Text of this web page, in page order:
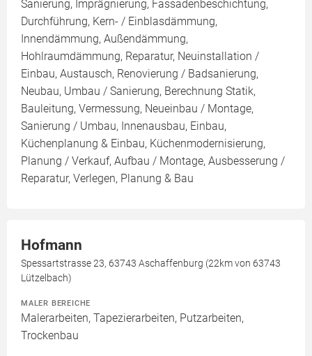
Sanierung, Imprägnierung, Fassadenbeschichtung,
Durchführung, Kern- / Einblasdämmung,
Innendämmung, Außendämmung,
Hohlraumdämmung, Reparatur, Neuinstallation /
Einbau, Austausch, Renovierung / Badsanierung,
Neubau, Umbau / Sanierung, Berechnung Statik,
Bauleitung, Vermessung, Neueinbau / Montage,
Sanierung / Umbau, Innenausbau, Einbau,
Küchenplanung & Einbau, Küchenmodernisierung,
Planung / Verkauf, Aufbau / Montage, Ausbesserung /
Reparatur, Verlegen, Planung & Bau
Hofmann
Spessartstrasse 23, 63743 Aschaffenburg (22km von 63743
Lützelbach)
MALER BEREICHE
Malerarbeiten, Tapezierarbeiten, Putzarbeiten,
Trockenbau